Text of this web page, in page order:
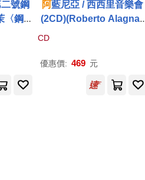
號鋼
〈鋼
(L
阿藍尼亞 / 西西里音樂會
(2CD)(Roberto Alagna /
CD
優惠價: 469 元